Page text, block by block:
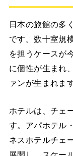
日本の旅館の多
です。数十室規
を担うケースが
に個性が生まれ
ァンが生まれます
ホテルは、チェ
す。アパホテル
ネスホテルチェ